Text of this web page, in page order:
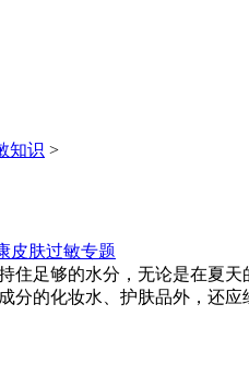
知识 >
皮肤过敏专题
住足够的水分，无论是在夏
分的化妆水、护肤品外，还应